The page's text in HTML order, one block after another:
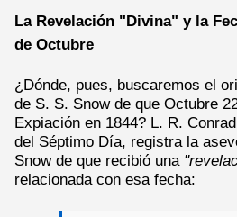
La Revelación "Divina" y la
de Octubre
¿Dónde, pues, buscaremos el
de S. S. Snow de que Octubre
Expiación en 1844? L. R.
del Séptimo Día, registra la
Snow de que recibió una
relacionada con esa fecha: